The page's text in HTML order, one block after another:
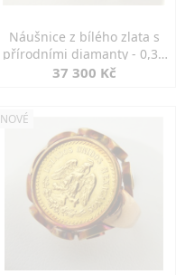
Náušnice z bílého zlata s
přírodními diamanty - 0,30
ct
37 300 Kč
NOVÉ